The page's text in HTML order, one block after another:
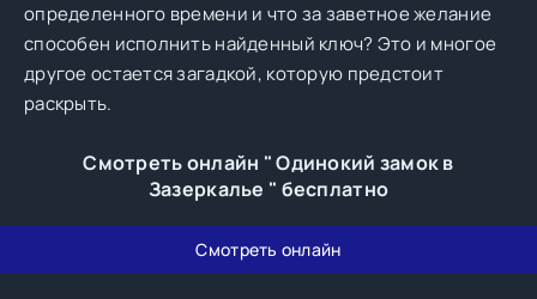
определенного времени и что за заветное желание
способен исполнить найденный ключ? Это и многое
другое остается загадкой, которую предстоит
раскрыть.
Смотреть онлайн " Одинокий замок в
Зазеркалье " бесплатно
Смотреть онлайн